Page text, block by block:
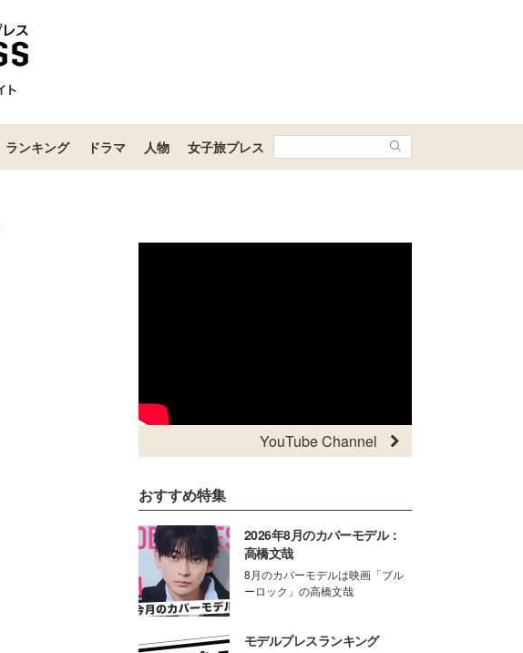
ランキング ドラマ 人物 女子旅プレス
YouTube Channel
おすすめ特集
2026年8月のカバーモデル：
高橋文哉
8月のカバーモデルは映画「ブル
ーロック」の高橋文哉
モデルプレスランキング